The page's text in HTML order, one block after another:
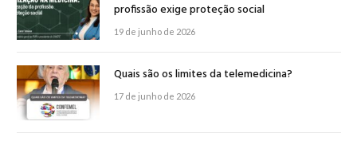
profissão exige proteção social
19 de junho de 2026
Quais são os limites da telemedicina?
17 de junho de 2026